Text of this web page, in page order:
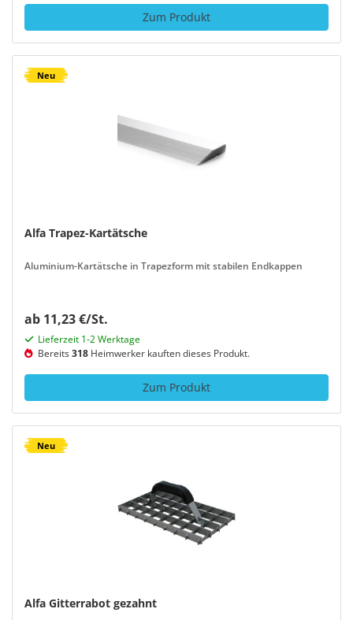
Zum Produkt
Neu
Alfa Trapez-Kartätsche
Aluminium-Kartätsche in Trapezform mit stabilen Endkappen
ab 11,23 €/St.
Lieferzeit 1-2 Werktage
Bereits318 Heimwerker kauften dieses Produkt.
Zum Produkt
Neu
Alfa Gitterrabot gezahnt